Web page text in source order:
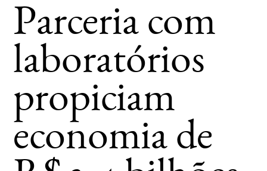
Parceria com
laboratórios
propiciam
economia de